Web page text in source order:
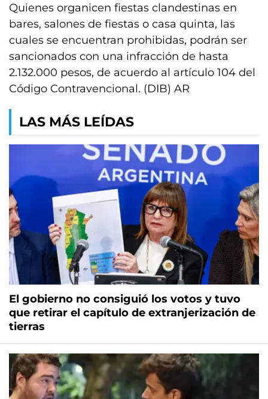
Quienes organicen fiestas clandestinas en
bares, salones de fiestas o casa quinta, las
cuales se encuentran prohibidas, podrán ser
sancionados con una infracción de hasta
2.132.000 pesos, de acuerdo al artículo 104 del
Código Contravencional. (DIB) AR
LAS MÁS LEÍDAS
El gobierno no consiguió los votos y tuvo
que retirar el capítulo de extranjerización de
tierras